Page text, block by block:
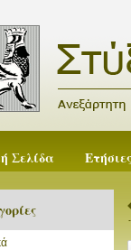
Σελίδα